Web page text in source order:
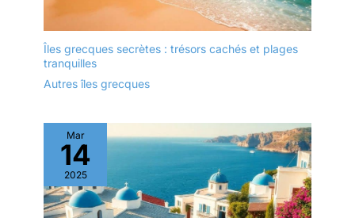
Îles grecques secrètes : trésors cachés et plages
tranquilles
Autres îles grecques
Mar
14
2025